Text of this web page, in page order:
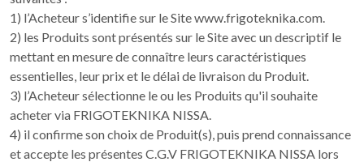
1) l’Acheteur s’identifie sur le Site www.frigoteknika.com.
2) les Produits sont présentés sur le Site avec un descriptif le
mettant en mesure de connaître leurs caractéristiques
essentielles, leur prix et le délai de livraison du Produit.
3) l’Acheteur sélectionne le ou les Produits qu'il souhaite
acheter via FRIGOTEKNIKA NISSA.
4) il confirme son choix de Produit(s), puis prend connaissance
et accepte les présentes C.G.V FRIGOTEKNIKA NISSA lors